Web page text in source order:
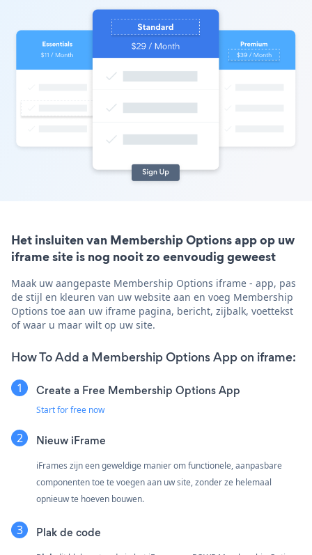
Het insluiten van Membership Options app op uw
iframe site is nog nooit zo eenvoudig geweest
Maak uw aangepaste Membership Options iframe - app, pas
de stijl en kleuren van uw website aan en voeg Membership
Options toe aan uw iframe pagina, bericht, zijbalk, voettekst
of waar u maar wilt op uw site.
How To Add a Membership Options App on iframe:
Create a Free Membership Options App
Start for free now
Nieuw iFrame
iFrames zijn een geweldige manier om functionele, aanpasbare
componenten toe te voegen aan uw site, zonder ze helemaal
opnieuw te hoeven bouwen.
Plak de code